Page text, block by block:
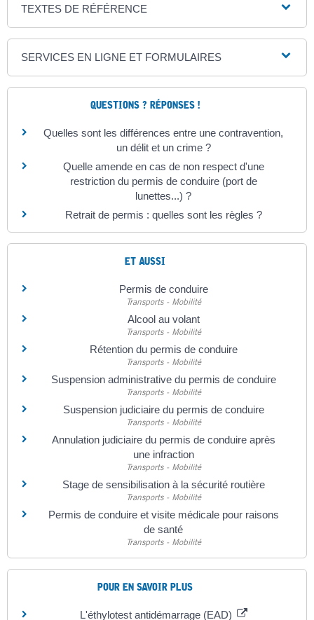
TEXTES DE RÉFÉRENCE
SERVICES EN LIGNE ET FORMULAIRES
QUESTIONS ? RÉPONSES !
Quelles sont les différences entre une contravention,
un délit et un crime ?
Quelle amende en cas de non respect d'une
restriction du permis de conduire (port de
lunettes...) ?
Retrait de permis : quelles sont les règles ?
ET AUSSI
Permis de conduire
Transports - Mobilité
Alcool au volant
Transports - Mobilité
Rétention du permis de conduire
Transports - Mobilité
Suspension administrative du permis de conduire
Transports - Mobilité
Suspension judiciaire du permis de conduire
Transports - Mobilité
Annulation judiciaire du permis de conduire après
une infraction
Transports - Mobilité
Stage de sensibilisation à la sécurité routière
Transports - Mobilité
Permis de conduire et visite médicale pour raisons
de santé
Transports - Mobilité
POUR EN SAVOIR PLUS
L'éthylotest antidémarrage (EAD)